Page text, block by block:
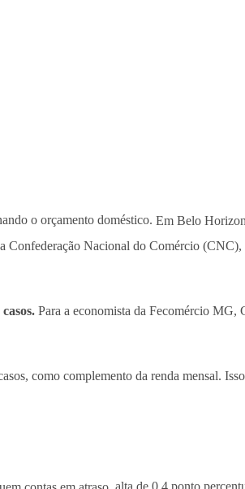
o orçamento doméstico. Em Belo
Confederação Nacional do Comércio (CNC),
Para a economista da Fecomércio MG,
como complemento da renda mensal.